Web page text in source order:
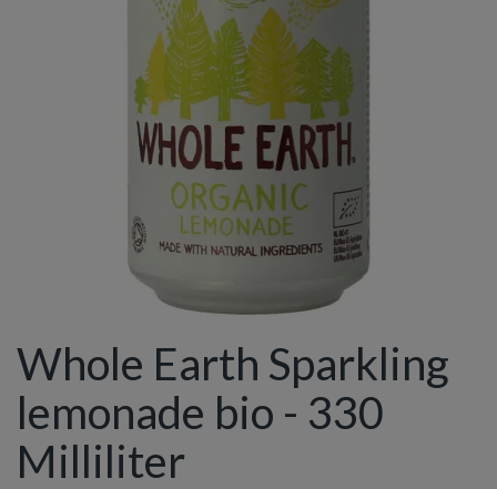
Whole Earth Sparkling
lemonade bio - 330
Milliliter